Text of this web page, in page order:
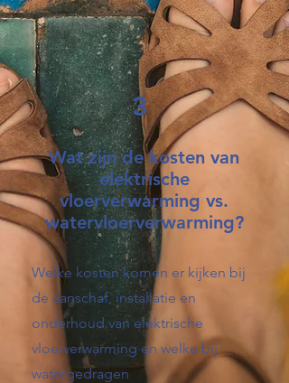
3
Wat zijn de kosten van
elektrische
vloerverwarming vs.
watervloerverwarming?
Welke kosten komen er kijken bij
de aanschaf, installatie en
onderhoud van elektrische
vloerverwarming en welke bij
watergedragen